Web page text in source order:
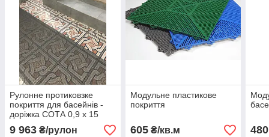
Рулонне протиковзке
покриття для басейнів -
доріжка СОТА 0,9 х 15
м.п. сірого кольору
9 963 ₴/рулон
Модульне пластикове
покриття
605₴/кв.м 480